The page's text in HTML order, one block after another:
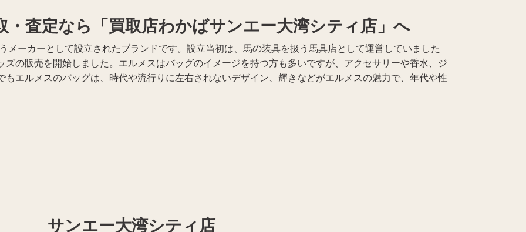
・査定なら「買取店わかばサンエー大湾シティ店」へ
メーカーとして設立されたブランドです。設立当初は、馬の装具を扱う馬具店として運営していました
の販売を開始しました。エルメスはバッグのイメージを持つ方も多いですが、アクセサリーや香水、ジ
エルメスのバッグは、時代や流行りに左右されないデザイン、輝きなどがエルメスの魅力で、年代や性
サンエー大湾シティ店